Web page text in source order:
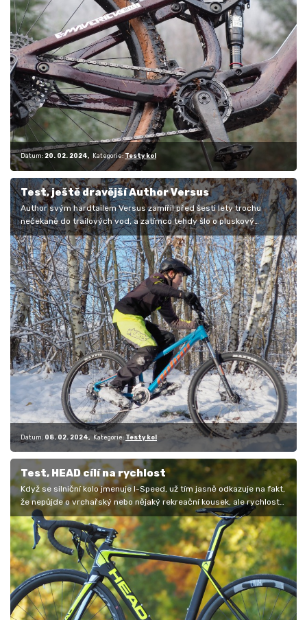
Datum: 20. 02. 2024 Kategorie: Testy kol
Test, ještě dravější Author Versus
Author svým hardtailem Versus zamířil před šesti lety trochu
nečekaně do trailových vod, a zatímco tehdy šlo o pluskový
hardtail, aktuální…
Datum: 08. 02. 2024 Kategorie: Testy kol
Test, HEAD cílí na rychlost
Když se silniční kolo jmenuje I-Speed, už tím jasně odkazuje na fakt,
že nepůjde o vrchařský nebo nějaký rekreační kousek, ale rychlost…